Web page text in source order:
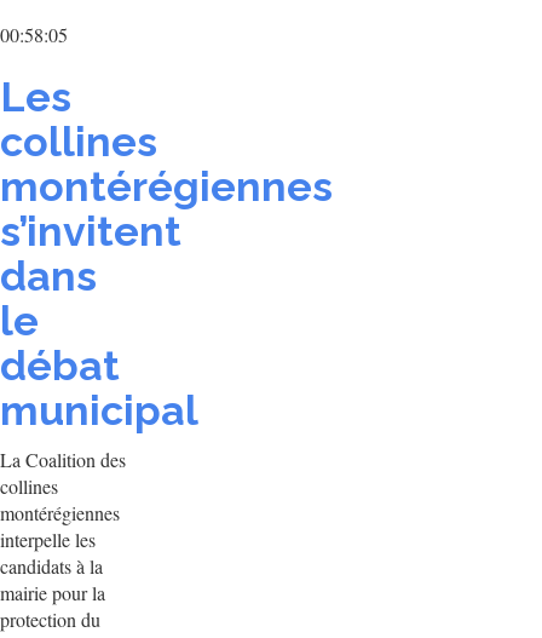
00:58:05
Les
collines
montérégiennes
s’invitent
dans
le
débat
municipal
La Coalition des
collines
montérégiennes
interpelle les
candidats à la
mairie pour la
protection du